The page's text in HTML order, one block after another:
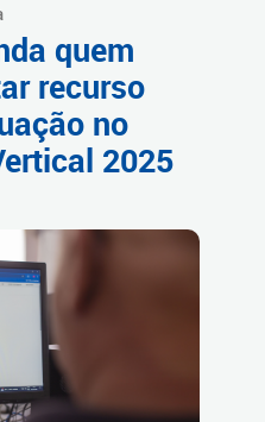
quem
recurso
no
2025